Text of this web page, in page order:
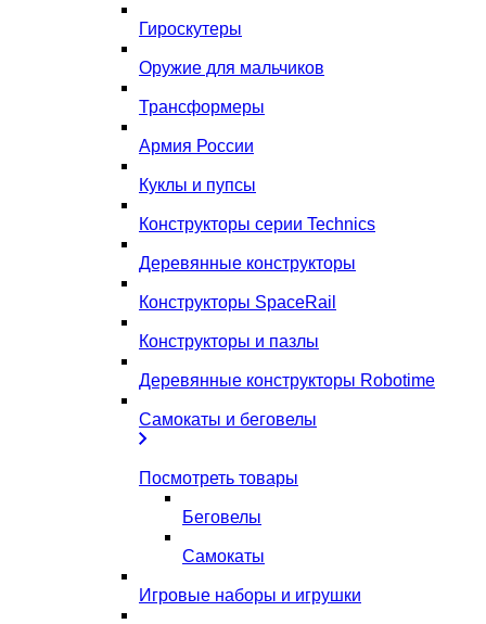
Гироскутеры
Оружие для мальчиков
Трансформеры
Армия России
Куклы и пупсы
Конструкторы серии Technics
Деревянные конструкторы
Конструкторы SpaceRail
Конструкторы и пазлы
Деревянные конструкторы Robotime
Самокаты и беговелы
Посмотреть товары
Беговелы
Самокаты
Игровые наборы и игрушки